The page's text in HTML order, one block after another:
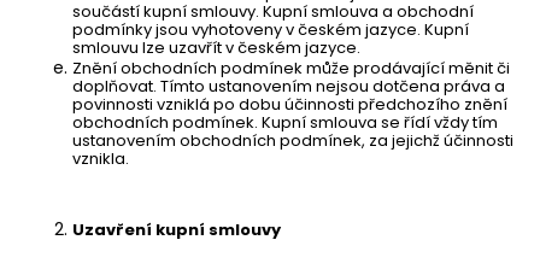
součástí kupní smlouvy. Kupní smlouva a obchodní
podmínky jsou vyhotoveny v českém jazyce. Kupní
smlouvu lze uzavřít v českém jazyce.
Znění obchodních podmínek může prodávající měnit či
doplňovat. Tímto ustanovením nejsou dotčena práva a
povinnosti vzniklá po dobu účinnosti předchozího znění
obchodních podmínek. Kupní smlouva se řídí vždy tím
ustanovením obchodních podmínek, za jejichž účinnosti
vznikla.
Uzavření kupní smlouvy
DALEKOHLED
FOMEI
LEADER